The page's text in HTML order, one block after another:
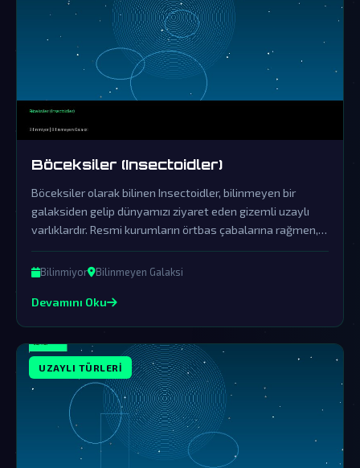
Böceksiler (Insectoidler)
Böceksiler olarak bilinen Insectoidler, bilinmeyen bir
galaksiden gelip dünyamızı ziyaret eden gizemli uzaylı
varlıklardır. Resmi kurumların örtbas çabalarına rağmen,
bu böceksi uzaylı türünün gerçekliği ve amaçları üzerine
sayısız komplo teorisi dolaşmaktadır.
Bilinmiyor Bilinmeyen Galaksi
Devamını Oku
UZAYLI TÜRLERI